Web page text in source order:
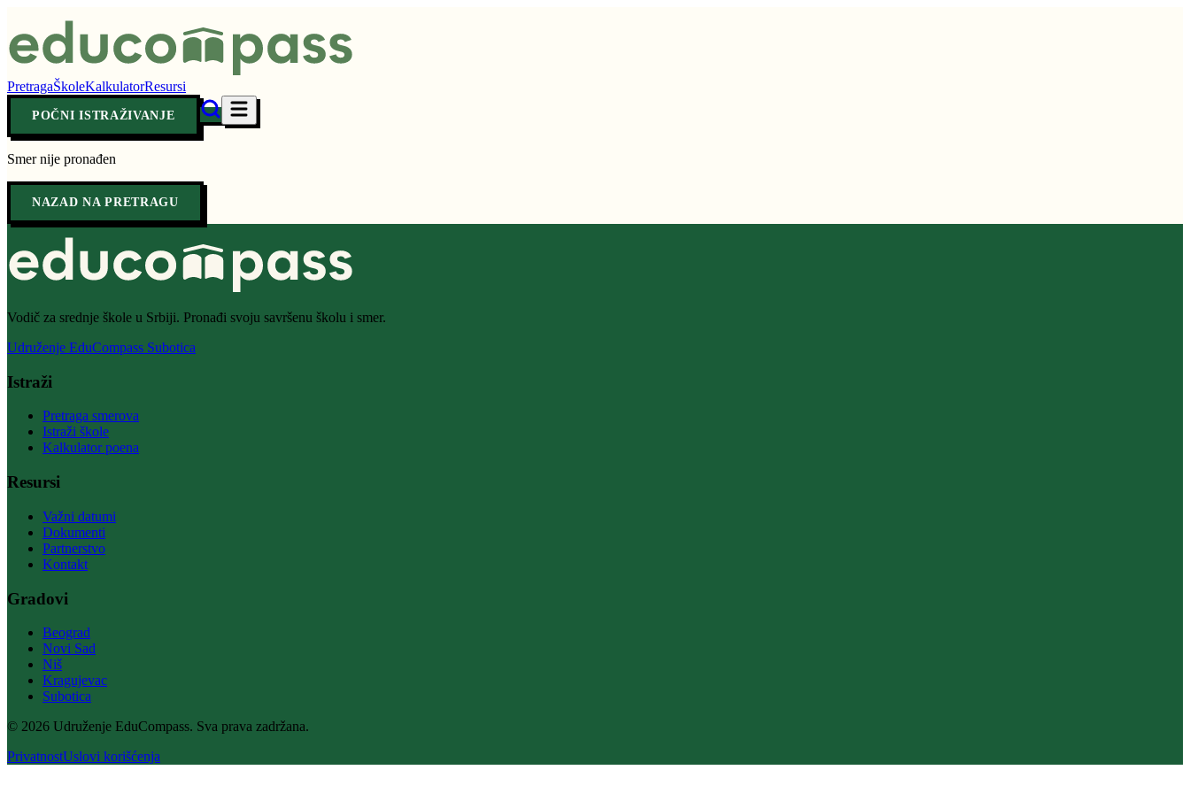
PretragaŠkoleKalkulatorResursi
POČNI ISTRAŽIVANJE
Smer nije pronađen
NAZAD NA PRETRAGU
Vodič za srednje škole u Srbiji. Pronađi svoju savršenu školu i smer.
Udruženje EduCompass Subotica
Istraži
Pretraga smerova
Istraži škole
Kalkulator poena
Resursi
Važni datumi
Dokumenti
Partnerstvo
Kontakt
Gradovi
Beograd
Novi Sad
Niš
Kragujevac
Subotica
© 2026 Udruženje EduCompass. Sva prava zadržana.
PrivatnostUslovi korišćenja